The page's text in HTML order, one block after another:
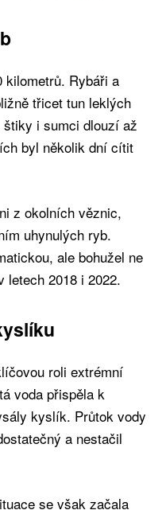
kilometrů. Rybáři a
třicet tun leklých
i sumci dlouzí až
byl několik dní cítit
z okolních věznic,
uhynulých ryb.
ale bohužel ne
letech 2018 i 2022.
roli extrémní
voda přispěla k
kyslík. Průtok vody
a nestačil
se však začala